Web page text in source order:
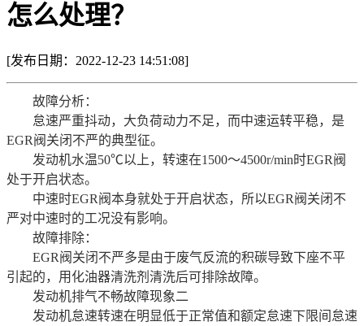
怎么处理？
[发布日期：2022-12-23 14:51:08]
故障分析：
怠速严重抖动，大负荷动力不足，而中速运转平稳，是
EGR阀关闭不严的典型征。
发动机水温50℃以上，转速在1500～4500r/min时EGR阀
处于开启状态。
中速时EGR阀本身就处于开启状态，所以EGR阀关闭不
严对中速时的工况没有影响。
故障排除：
EGR阀关闭不严多是由于废气反流的积碳导致下座不平
引起的，用化油器清洗剂清洗后可排除故障。
发动机排气不畅故障现象二
发动机怠速转速在明显低于正常值和额定怠速下限间怠速